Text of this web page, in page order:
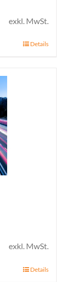
exkl. MwSt.
Details
exkl. MwSt.
Details